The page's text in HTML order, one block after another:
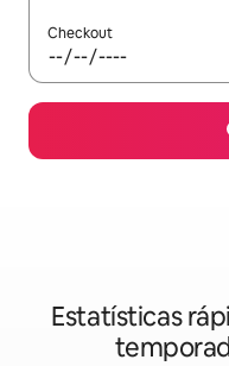
Checkout
Estatísticas